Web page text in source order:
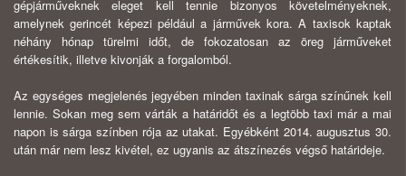
gépjárműveknek eleget kell tennie bizonyos követelményeknek,
amelynek gerincét képezi például a járművek kora. A taxisok kaptak
néhány hónap türelmi időt, de fokozatosan az öreg járműveket
értékesítik, illetve kivonják a forgalomból.
Az egységes megjelenés jegyében minden taxinak sárga színűnek kell
lennie. Sokan meg sem várták a határidőt és a legtöbb taxi már a mai
napon is sárga színben rója az utakat. Egyébként 2014. augusztus 30.
után már nem lesz kivétel, ez ugyanis az átszínezés végső határideje.